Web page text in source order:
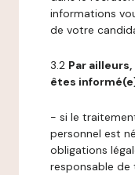
informations
de votre
3.2 Par
êtes
- si le
personnel est
obligations
responsable